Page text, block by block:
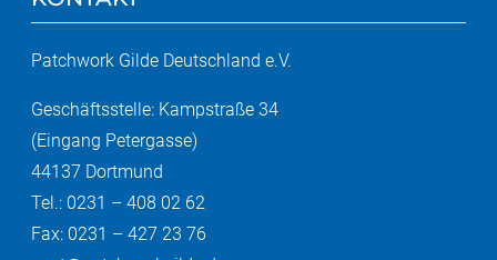
Patchwork Gilde Deutschland e.V.
Geschäftsstelle: Kampstraße 34
(Eingang Petergasse)
44137 Dortmund
Tel.: 0231 – 408 02 62
Fax: 0231 – 427 23 76